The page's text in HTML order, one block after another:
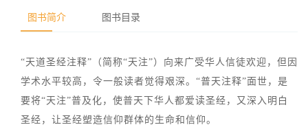
图书简介 图书目录
“天道圣经注释”（简称“天注”）向来广受华人信徒欢迎，但因
学术水平较高，令一般读者觉得艰深。“普天注释”面世，是
要将“天注”普及化，使普天下华人都爱读圣经，又深入明白
圣经，让圣经塑造信仰群体的生命和信仰。